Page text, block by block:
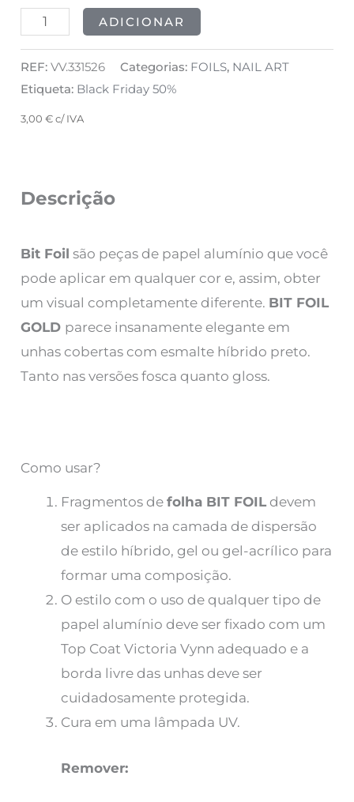
ADICIONAR
REF:VV.331526 Categorias: FOILS, NAIL ART
Etiqueta: Black Friday 50%
3,00€ c/ IVA
Descrição
Bit Foil são peças de papel alumínio que você
pode aplicar em qualquer cor e, assim, obter
um visual completamente diferente. BIT FOIL
GOLD parece insanamente elegante em
unhas cobertas com esmalte híbrido preto.
Tanto nas versões fosca quanto gloss.
Como usar?
Fragmentos defolha BIT FOIL devem
ser aplicados na camada de dispersão
de estilo híbrido, gel ou gel-acrílico para
formar uma composição.
O estilo com o uso de qualquer tipo de
papel alumínio deve ser fixado com um
Top Coat Victoria Vynn adequado e a
borda livre das unhas deve ser
cuidadosamente protegida.
Cura em uma lâmpada UV.
Remover: